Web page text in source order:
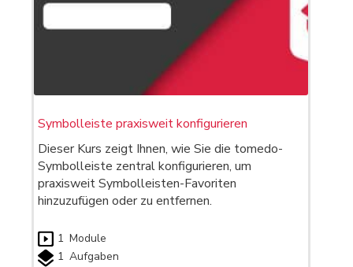
Symbolleiste praxisweit konfigurieren
Dieser Kurs zeigt Ihnen, wie Sie die tomedo-
Symbolleiste zentral konfigurieren, um
praxisweit Symbolleisten-Favoriten
hinzuzufügen oder zu entfernen.
1 Module
1 Aufgaben